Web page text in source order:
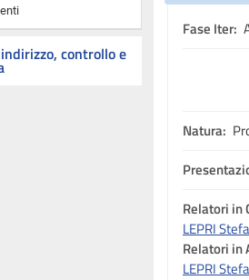
controllo e
Fase Iter:
Natura:
Relatori in
LEPRI
Relatori in
LEPRI